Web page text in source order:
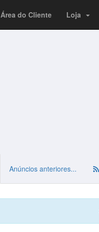
Área do Cliente Loja
Anúncios anteriores...